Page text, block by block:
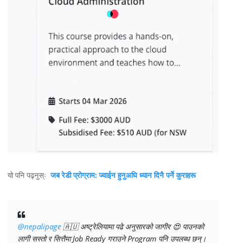
यो पनि पढ्नुस्ःजब रेडी प्रोग्राम: ज्वाईन हुनुअघि ध्यान दिनै पर्ने कुराहरू
@nepalipage 🇦🇺 अष्ट्रेलियामा पढे अनुसारको जागीर 😍 पाउनको
लागी सस्तो र सित्तैमा Job Ready गराउने Program पनि उपलब्ध छन्।